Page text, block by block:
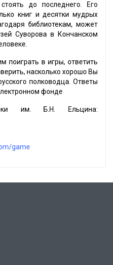
до последнего. Его
книг и десятки мудрых
библиотекам, может
Суворова в Кончанском
поиграть в игры, ответить
насколько хорошо Вы
полководца. Ответы
фонде
им. Б.Н. Ельцина:
game